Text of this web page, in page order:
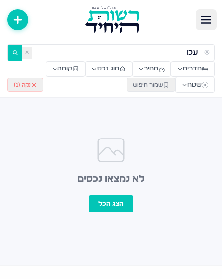
דירות למכירה ולהשכרה — רשות היחיד ✕
חדרים מחיר סוג נכס קומה
שטח שמור חיפוש נקה ( 1
)
לא נמצאו נכסים
הצג הכל